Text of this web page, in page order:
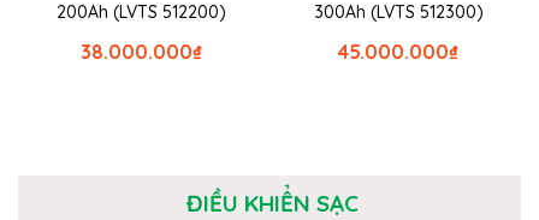
200Ah (LVTS 512200)
₫
38.000.000
300Ah (LVTS 512300)
₫
45.000.000
ĐIỀU KHIỂN SẠC